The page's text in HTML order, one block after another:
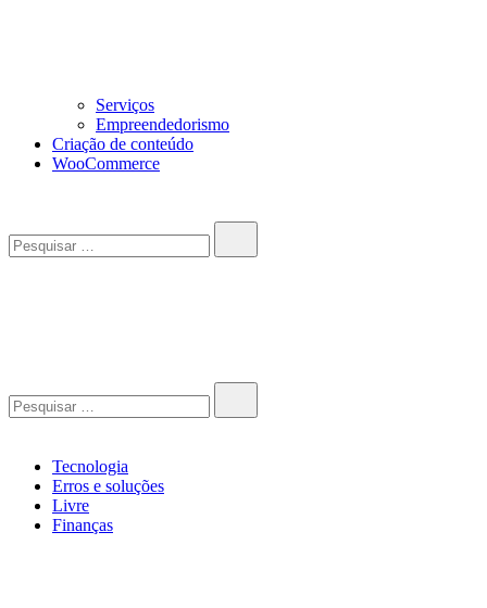
Serviços
Empreendedorismo
Criação de conteúdo
WooCommerce
Tecnologia
Erros e soluções
Livre
Finanças